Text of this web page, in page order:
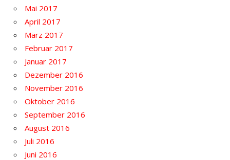
Mai 2017
April 2017
März 2017
Februar 2017
Januar 2017
Dezember 2016
November 2016
Oktober 2016
September 2016
August 2016
Juli 2016
Juni 2016